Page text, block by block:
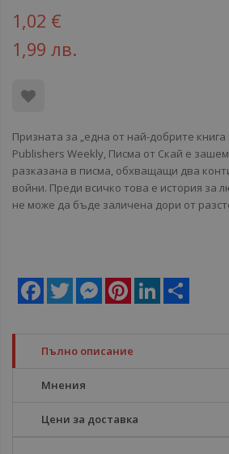
1,02 €
1,99 лв.
Призната за „една от най-добрите книга
Publishers Weekly, Писма от Скай е
разказана в писма, обхващащи два
войни. Преди всичко това е история за
не може да бъде заличена дори от
Facebook
Twitter MessengerPinterestLinkedIn
Пълно описание
Мнения
Цени за доставка